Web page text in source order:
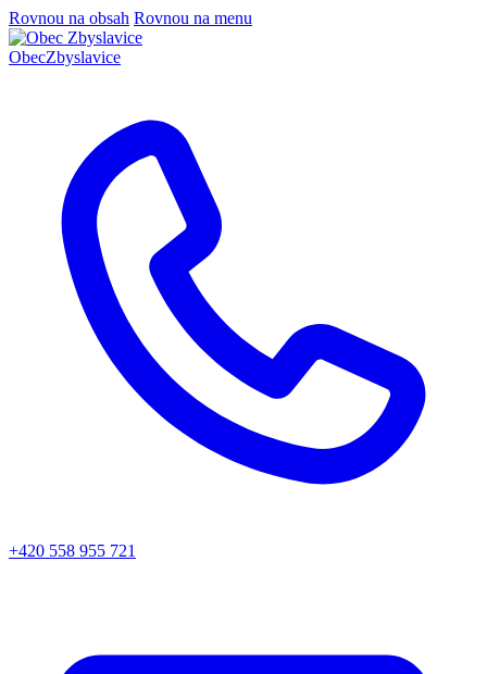
Rovnou na obsah Rovnou na menu
ObecZbyslavice
+420 558 955 721